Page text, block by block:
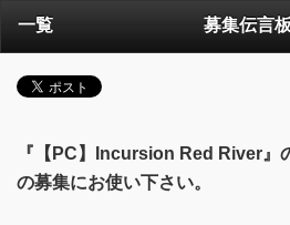
一覧 募集伝言板
『【PC】Incursion Red River』
の募集にお使い下さい。